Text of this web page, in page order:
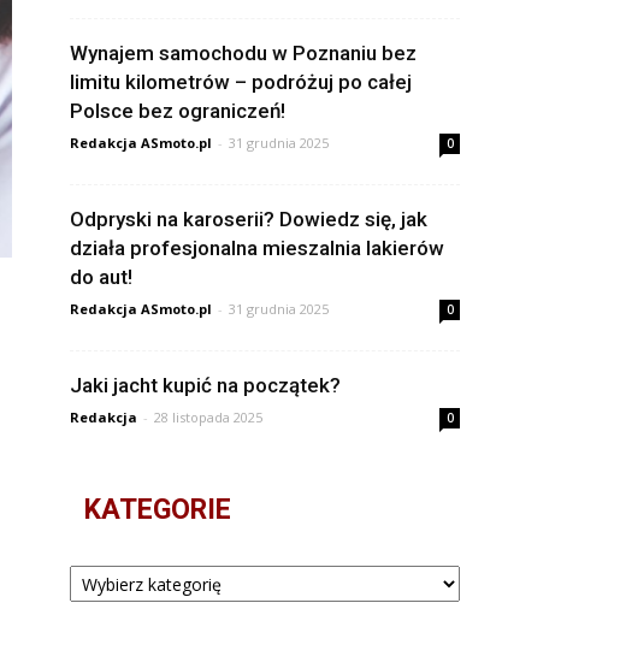
Wynajem samochodu w Poznaniu bez
limitu kilometrów – podróżuj po całej
Polsce bez ograniczeń!
Redakcja ASmoto.pl - 31 grudnia 2025 0
Odpryski na karoserii? Dowiedz się, jak
działa profesjonalna mieszalnia lakierów
do aut!
Redakcja ASmoto.pl - 31 grudnia 2025 0
Jaki jacht kupić na początek?
Redakcja - 28 listopada 2025 0
KATEGORIE
Kategorie